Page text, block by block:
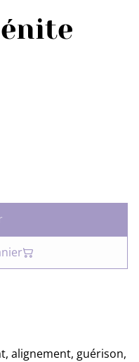
alignement, guérison,